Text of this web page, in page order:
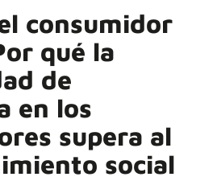
consumidor
qué la
de
en los
supera al
social